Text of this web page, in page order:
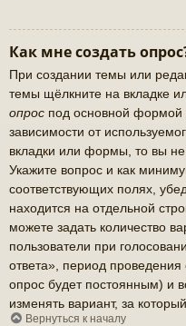
Как мне создать
При создании темы или
темы щёлкните на вкладке
опрос под основной формой
зависимости от
вкладки или формы, то вы
Укажите вопрос и как
соответствующих полях,
находится на отдельной
можете задать количество
пользователи при
ответа», период проведения
опрос будет постоянным) и
изменять вариант, за
Вернуться к началу